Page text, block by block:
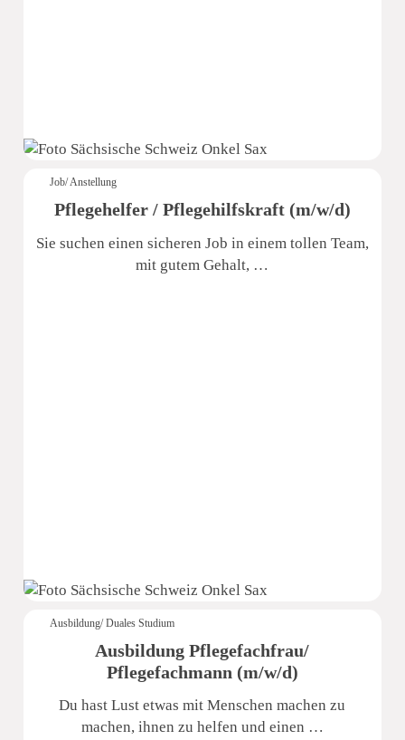
Job/ Anstellung
Pflegehelfer / Pflegehilfskraft (m/w/d)
Sie suchen einen sicheren Job in einem tollen Team,
mit gutem Gehalt, …
Ausbildung/ Duales Studium
Ausbildung Pflegefachfrau/
Pflegefachmann (m/w/d)
Du hast Lust etwas mit Menschen machen zu
machen, ihnen zu helfen und einen …